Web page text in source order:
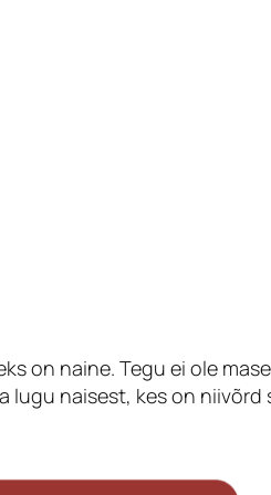
on naine. Tegu ei ole
lugu naisest, kes on niivõrd